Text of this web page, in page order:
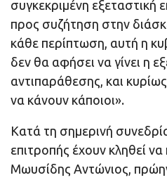
συγκεκριμένη εξεταστική
προς συζήτηση στην
κάθε περίπτωση, αυτή η
δεν θα αφήσει να γίνει η
αντιπαράθεσης, και
να κάνουν κάποιοι».
Κατά τη σημερινή
επιτροπής έχουν κληθεί
Μωυσίδης Αντώνιος,